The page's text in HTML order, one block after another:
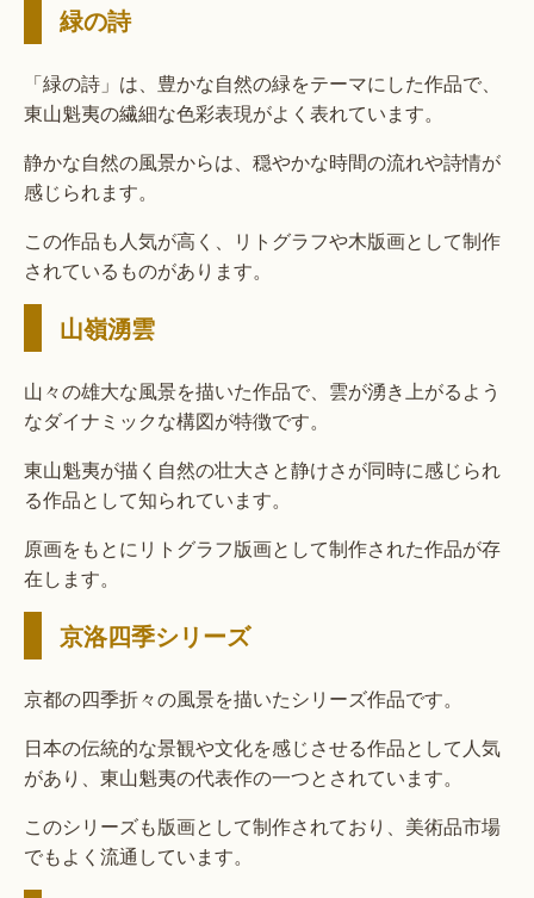
緑の詩
「緑の詩」は、豊かな自然の緑をテーマにした作品で、
東山魁夷の繊細な色彩表現がよく表れています。
静かな自然の風景からは、穏やかな時間の流れや詩情が
感じられます。
この作品も人気が高く、リトグラフや木版画として制作
されているものがあります。
山嶺湧雲
山々の雄大な風景を描いた作品で、雲が湧き上がるよう
なダイナミックな構図が特徴です。
東山魁夷が描く自然の壮大さと静けさが同時に感じられ
る作品として知られています。
原画をもとにリトグラフ版画として制作された作品が存
在します。
京洛四季シリーズ
京都の四季折々の風景を描いたシリーズ作品です。
日本の伝統的な景観や文化を感じさせる作品として人気
があり、東山魁夷の代表作の一つとされています。
このシリーズも版画として制作されており、美術品市場
でもよく流通しています。